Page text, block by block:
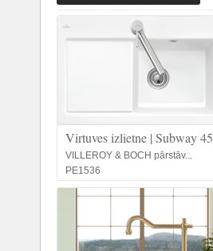
Virtuves izlietne | Subway 45
VILLEROY & BOCH pārstāv...
PE1536